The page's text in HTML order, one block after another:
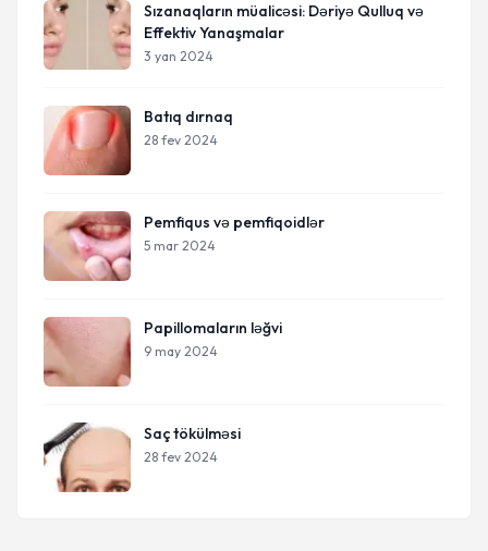
Sızanaqların müalicəsi: Dəriyə Qulluq və
Effektiv Yanaşmalar
3 yan 2024
Batıq dırnaq
28 fev 2024
Pemfiqus və pemfiqoidlər
5 mar 2024
Papillomaların ləğvi
9 may 2024
Saç tökülməsi
28 fev 2024